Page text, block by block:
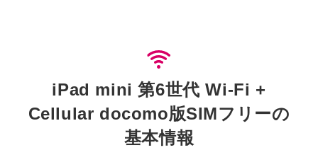
iPad mini 第6世代 Wi-Fi +
Cellular docomo版SIMフリーの
基本情報